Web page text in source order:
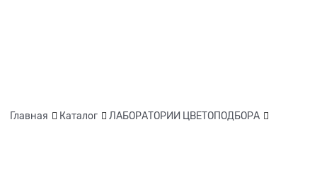
Главная Каталог ЛАБОРАТОРИИ ЦВЕТОПОДБОРА